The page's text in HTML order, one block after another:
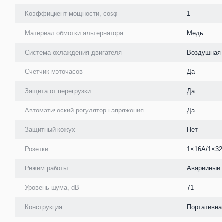
Коэффициент мощности, cosφ 1
Материал обмотки альтернатора Медь
Система охлаждения двигателя Воздушная
Счетчик моточасов Да
Защита от перегрузки Да
Автоматический регулятор напряжения Да
Защитный кожух Нет
Розетки 1×16А/
Режим работы Аварийный
Уровень шума, dB 71
Конструкция